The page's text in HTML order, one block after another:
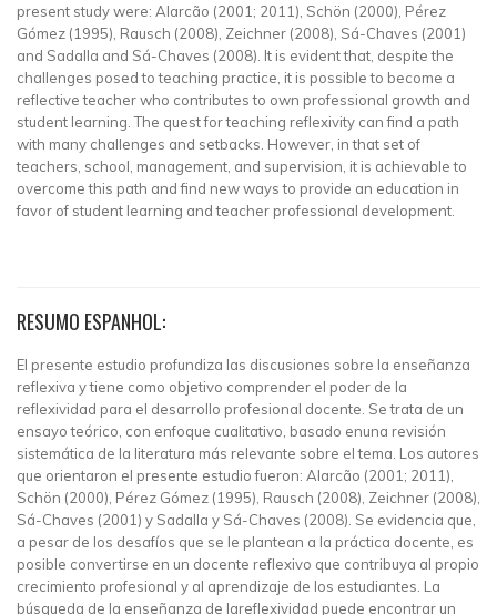
present study were: Alarcão (2001; 2011), Schön (2000), Pérez
Gómez (1995), Rausch (2008), Zeichner (2008), Sá-Chaves (2001)
and Sadalla and Sá-Chaves (2008). It is evident that, despite the
challenges posed to teaching practice, it is possible to become a
reflective teacher who contributes to own professional growth and
student learning. The quest for teaching reflexivity can find a path
with many challenges and setbacks. However, in that set of
teachers, school, management, and supervision, it is achievable to
overcome this path and find new ways to provide an education in
favor of student learning and teacher professional development.
RESUMO ESPANHOL:
El presente estudio profundiza las discusiones sobre la enseñanza
reflexiva y tiene como objetivo comprender el poder de la
reflexividad para el desarrollo profesional docente. Se trata de un
ensayo teórico, con enfoque cualitativo, basado enuna revisión
sistemática de la literatura más relevante sobre el tema. Los autores
que orientaron el presente estudio fueron: Alarcão (2001; 2011),
Schön (2000), Pérez Gómez (1995), Rausch (2008), Zeichner (2008),
Sá-Chaves (2001) y Sadalla y Sá-Chaves (2008). Se evidencia que,
a pesar de los desafíos que se le plantean a la práctica docente, es
posible convertirse en un docente reflexivo que contribuya al propio
crecimiento profesional y al aprendizaje de los estudiantes. La
búsqueda de la enseñanza de lareflexividad puede encontrar un